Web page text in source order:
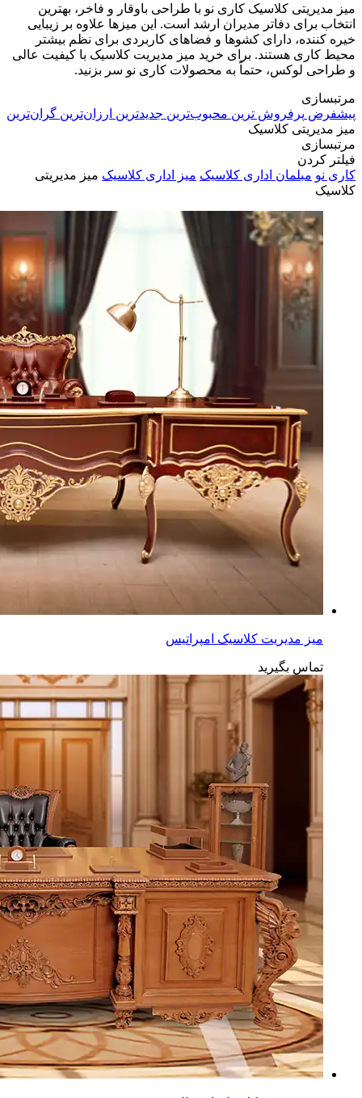
میز مدیریتی کلاسیک کاری نو با طراحی باوقار و فاخر، بهترین
انتخاب برای دفاتر مدیران ارشد است. این میزها علاوه بر زیبایی
خیره کننده، دارای کشوها و فضاهای کاربردی برای نظم بیشتر
محیط کاری هستند. برای خرید میز مدیریت کلاسیک با کیفیت عالی
و طراحی لوکس، حتماً به محصولات کاری نو سر بزنید.
مرتبسازی
پیشفرض پرفروش ترین محبوب‌ترین جدیدترین ارزان‌ترین گران‌ترین
میز مدیریتی کلاسیک
مرتبسازی
فیلتر کردن
کاری نو مبلمان اداری کلاسیک میز اداری کلاسیک میز مدیریتی
کلاسیک
میز مدیریت کلاسیک امپراتیس
تماس بگیرید